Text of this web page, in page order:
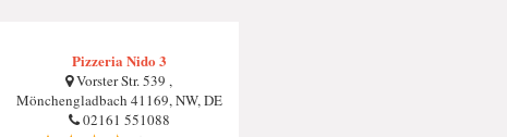
Pizzeria Nido 3
Vorster Str. 539 ,
Mönchengladbach 41169, NW, DE
02161 551088